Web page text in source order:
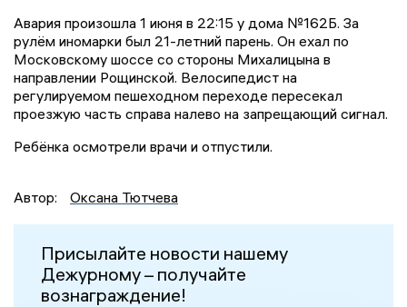
Авария произошла 1 июня в 22:15 у дома №162Б. За
рулём иномарки был 21-летний парень. Он ехал по
Московскому шоссе со стороны Михалицына в
направлении Рощинской. Велосипедист на
регулируемом пешеходном переходе пересекал
проезжую часть справа налево на запрещающий сигнал.
Ребёнка осмотрели врачи и отпустили.
Автор: Оксана Тютчева
Присылайте новости нашему
Дежурному – получайте
вознаграждение!